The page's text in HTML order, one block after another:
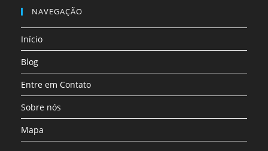
aba
aba
em
uma
nova
NAVEGAÇÃO
Início
Blog
Entre em Contato
Sobre nós
Mapa